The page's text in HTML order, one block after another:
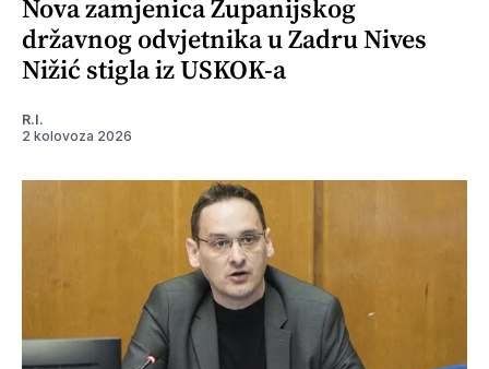
Nova zamjenica Županijskog
državnog odvjetnika u Zadru Nives
Nižić stigla iz USKOK-a
R.I.
2 kolovoza 2026